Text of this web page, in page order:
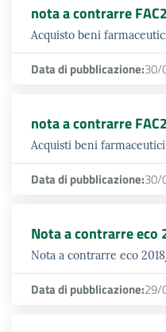
nota a contrarre
Acquisto beni
Data di pubblicazione:30/
nota a contrarre
Acquisti beni
Data di pubblicazione:30/
Nota a contrarre
Nota a contrarre eco
Data di pubblicazione:29/